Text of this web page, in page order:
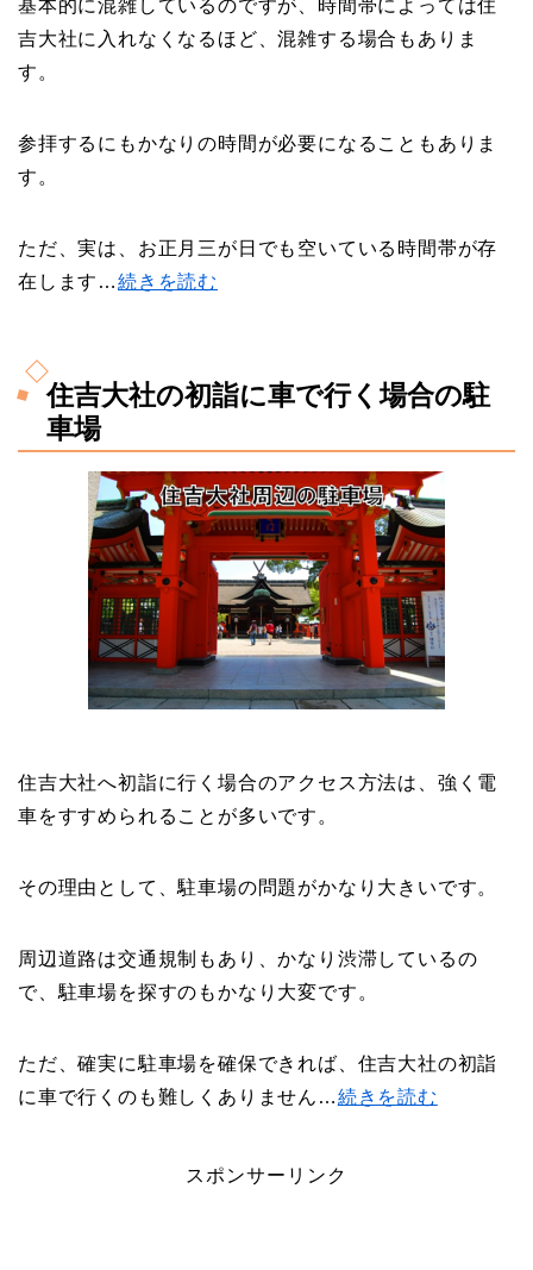
基本的に混雑しているのですが、時間帯によっては住
吉大社に入れなくなるほど、混雑する場合もありま
す。
参拝するにもかなりの時間が必要になることもありま
す。
ただ、実は、お正月三が日でも空いている時間帯が存
在します…続きを読む
住吉大社の初詣に車で行く場合の駐
車場
住吉大社へ初詣に行く場合のアクセス方法は、強く電
車をすすめられることが多いです。
その理由として、駐車場の問題がかなり大きいです。
周辺道路は交通規制もあり、かなり渋滞しているの
で、駐車場を探すのもかなり大変です。
ただ、確実に駐車場を確保できれば、住吉大社の初詣
に車で行くのも難しくありません…続きを読む
スポンサーリンク